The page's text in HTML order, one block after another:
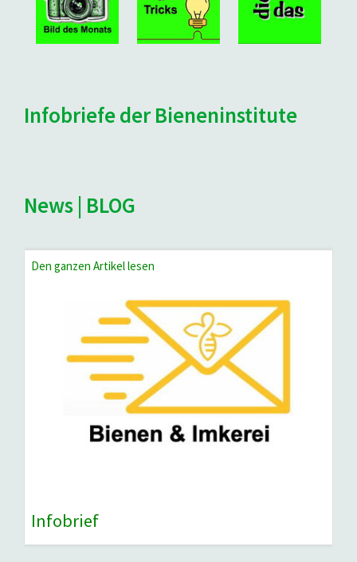
Infobriefe der Bieneninstitute
News | BLOG
Den ganzen Artikel lesen
Infobrief